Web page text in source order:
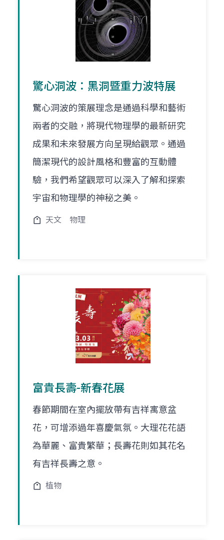
驚心洞波：黑洞暨重力波特展
驚心洞波的策展理念是通過科學和藝術
兩者的交融，將現代物理學的最新研究
成果和未來發展方向呈現給觀眾。通過
簡潔現代的設計風格和豐富的互動體
驗，我們希望觀眾可以深入了解和探索
宇宙和物理學的神秘之美。
天文 物理
富貴長壽-新春花展
春節期間在室內擺放帶有吉祥寓意盆
花，可增添過年喜慶氣氛。大理花花語
為華麗、富貴繁華；長壽花則如其花名
有吉祥長壽之意。
植物